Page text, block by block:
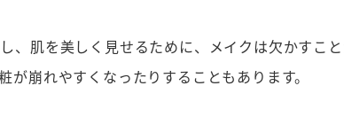
、肌を美しく見せるために、メイクは欠かすこ
崩れやすくなったりすることもあります。